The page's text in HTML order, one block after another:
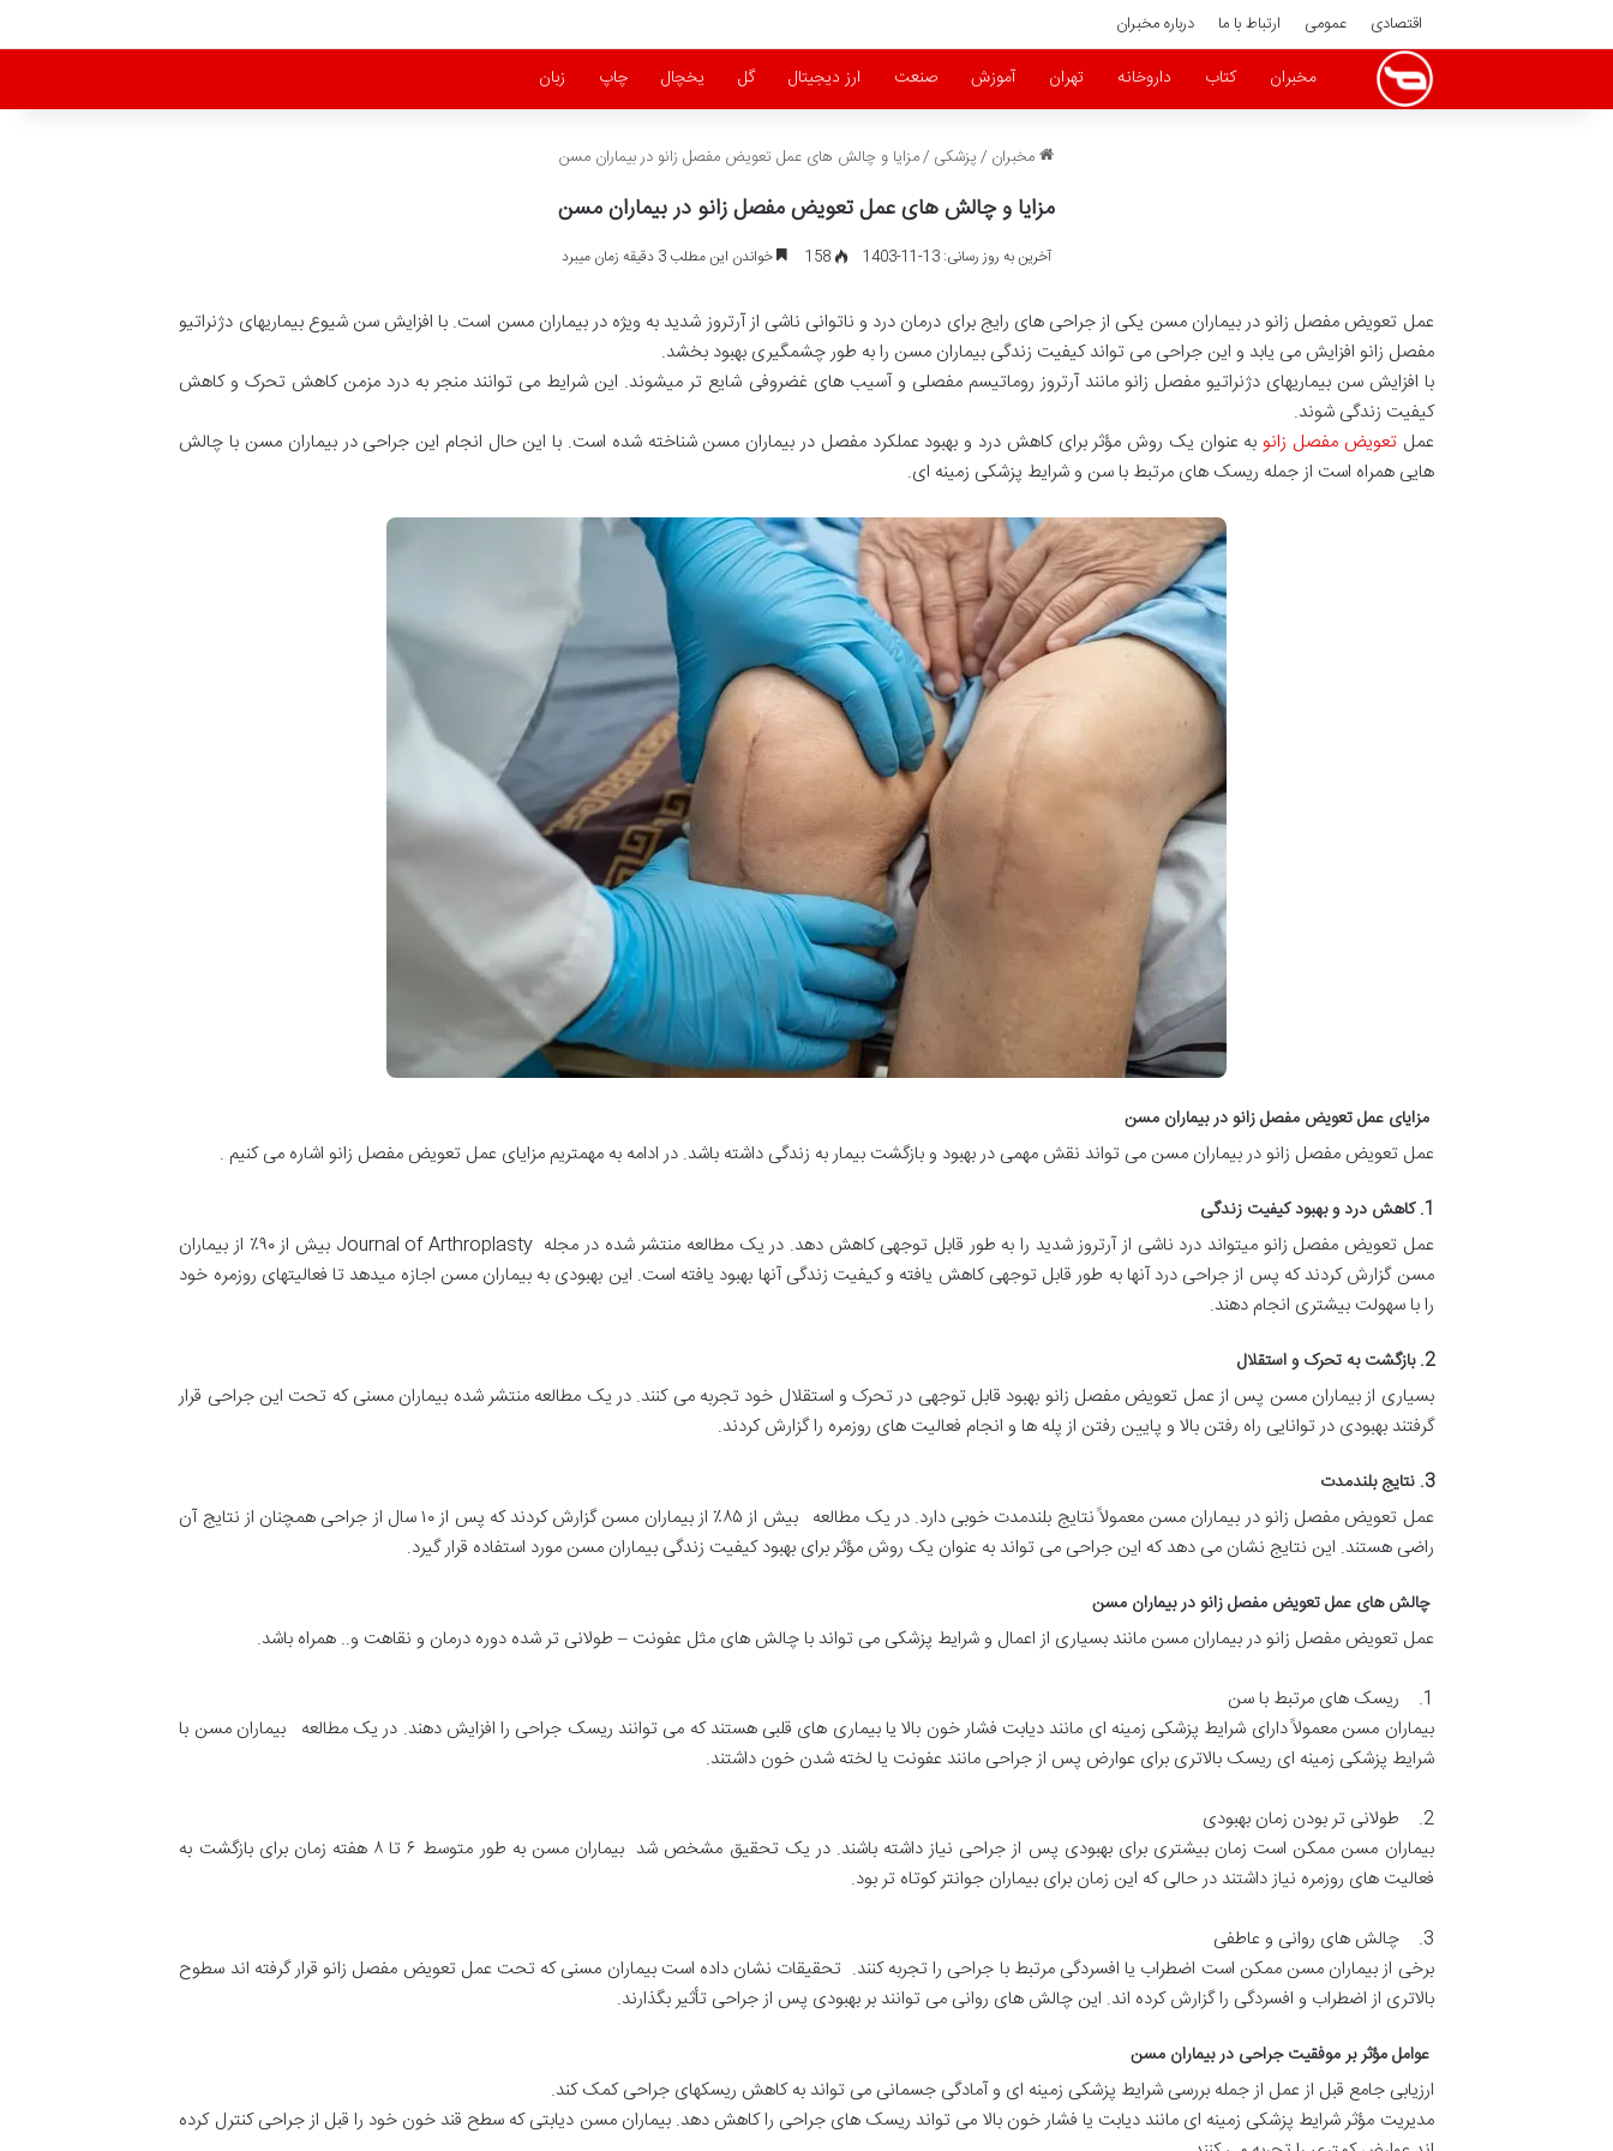
اقتصادی عمومی ارتباط با ما درباره مخبران
مخبران کتاب داروخانه تهران آموزش صنعت ارز دیجیتال گل یخچال چاپ زبان
مخبران /پزشکی /مزایا و چالش های عمل تعویض مفصل زانو در بیماران مسن
مزایا و چالش های عمل تعویض مفصل زانو در بیماران مسن
آخرین به روز رسانی: 13-11-1403 158 خواندن این مطلب 3 دقیقه زمان میبرد
عمل تعویض مفصل زانو در بیماران مسن یکی از جراحی های رایج برای درمان درد و ناتوانی ناشی از آرتروز شدید به ویژه در بیماران مسن است. با افزایش سن شیوع بیماریهای دژنراتیو
مفصل زانو افزایش می یابد و این جراحی می تواند کیفیت زندگی بیماران مسن را به طور چشمگیری بهبود بخشد.
با افزایش سن بیماریهای دژنراتیو مفصل زانو مانند آرتروز روماتیسم مفصلی و آسیب های غضروفی شایع تر میشوند. این شرایط می توانند منجر به درد مزمن کاهش تحرک و کاهش
کیفیت زندگی شوند.
عمل تعویض مفصل زانوبه عنوان یک روش مؤثر برای کاهش درد و بهبود عملکرد مفصل در بیماران مسن شناخته شده است. با این حال انجام این جراحی در بیماران مسن با چالش
هایی همراه است از جمله ریسک های مرتبط با سن و شرایط پزشکی زمینه ای.
مزایای عمل تعویض مفصل زانو در بیماران مسن
عمل تعویض مفصل زانو در بیماران مسن می تواند نقش مهمی در بهبود و بازگشت بیمار به زندگی داشته باشد. در ادامه به مهمتریم مزایای عمل تعویض مفصل زانو اشاره می کنیم .
1. کاهش درد و بهبود کیفیت زندگی
عمل تعویض مفصل زانو میتواند درد ناشی از آرتروز شدید را به طور قابل توجهی کاهش دهد. در یک مطالعه منتشر شده در مجله Journal of Arthroplasty بیش از ۹۰٪ از بیماران
مسن گزارش کردند که پس از جراحی درد آنها به طور قابل توجهی کاهش یافته و کیفیت زندگی آنها بهبود یافته است. این بهبودی به بیماران مسن اجازه میدهد تا فعالیتهای روزمره خود
را با سهولت بیشتری انجام دهند.
2. بازگشت به تحرک و استقلال
بسیاری از بیماران مسن پس از عمل تعویض مفصل زانو بهبود قابل توجهی در تحرک و استقلال خود تجربه می کنند. در یک مطالعه منتشر شده بیماران مسنی که تحت این جراحی قرار
گرفتند بهبودی در توانایی راه رفتن بالا و پایین رفتن از پله ها و انجام فعالیت های روزمره را گزارش کردند.
3. نتایج بلندمدت
عمل تعویض مفصل زانو در بیماران مسن معمولاً نتایج بلندمدت خوبی دارد. در یک مطالعه بیش از ۸۵٪ از بیماران مسن گزارش کردند که پس از ۱۰ سال از جراحی همچنان از نتایج آن
راضی هستند. این نتایج نشان می دهد که این جراحی می تواند به عنوان یک روش مؤثر برای بهبود کیفیت زندگی بیماران مسن مورد استفاده قرار گیرد.
چالش های عمل تعویض مفصل زانو در بیماران مسن
عمل تعویض مفصل زانو در بیماران مسن مانند بسیاری از اعمال و شرایط پزشکی می تواند با چالش های مثل عفونت – طولانی تر شده دوره درمان و نقاهت و.. همراه باشد.
1. ریسک های مرتبط با سن
بیماران مسن معمولاً دارای شرایط پزشکی زمینه ای مانند دیابت فشار خون بالا یا بیماری های قلبی هستند که می توانند ریسک جراحی را افزایش دهند. در یک مطالعه بیماران مسن با
شرایط پزشکی زمینه ای ریسک بالاتری برای عوارض پس از جراحی مانند عفونت یا لخته شدن خون داشتند.
2. طولانی تر بودن زمان بهبودی
بیماران مسن ممکن است زمان بیشتری برای بهبودی پس از جراحی نیاز داشته باشند. در یک تحقیق مشخص شد بیماران مسن به طور متوسط ۶ تا ۸ هفته زمان برای بازگشت به
فعالیت های روزمره نیاز داشتند در حالی که این زمان برای بیماران جوانتر کوتاه تر بود.
3. چالش های روانی و عاطفی
برخی از بیماران مسن ممکن است اضطراب یا افسردگی مرتبط با جراحی را تجربه کنند. تحقیقات نشان داده است بیماران مسنی که تحت عمل تعویض مفصل زانو قرار گرفته اند سطوح
بالاتری از اضطراب و افسردگی را گزارش کرده اند. این چالش های روانی می توانند بر بهبودی پس از جراحی تأثیر بگذارند.
عوامل مؤثر بر موفقیت جراحی در بیماران مسن
ارزیابی جامع قبل از عمل از جمله بررسی شرایط پزشکی زمینه ای و آمادگی جسمانی می تواند به کاهش ریسکهای جراحی کمک کند.
مدیریت مؤثر شرایط پزشکی زمینه ای مانند دیابت یا فشار خون بالا می تواند ریسک های جراحی را کاهش دهد. بیماران مسن دیابتی که سطح قند خون خود را قبل از جراحی کنترل کرده